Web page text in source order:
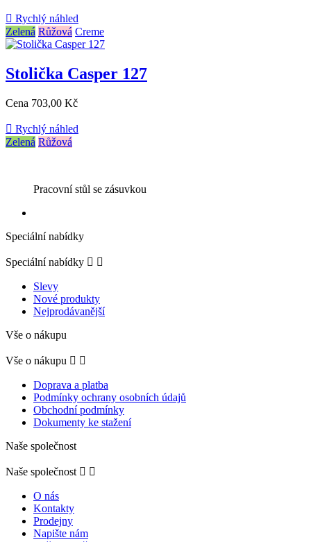
 Rychlý náhled
Zelená Růžová Creme
Stolička Casper 127
Cena 703,00 Kč
 Rychlý náhled
Zelená Růžová
Pracovní stůl se zásuvkou
Speciální nabídky
Speciální nabídky  
Slevy
Nové produkty
Nejprodávanější
Vše o nákupu
Vše o nákupu  
Doprava a platba
Podmínky ochrany osobních údajů
Obchodní podmínky
Dokumenty ke stažení
Naše společnost
Naše společnost  
O nás
Kontakty
Prodejny
Napište nám